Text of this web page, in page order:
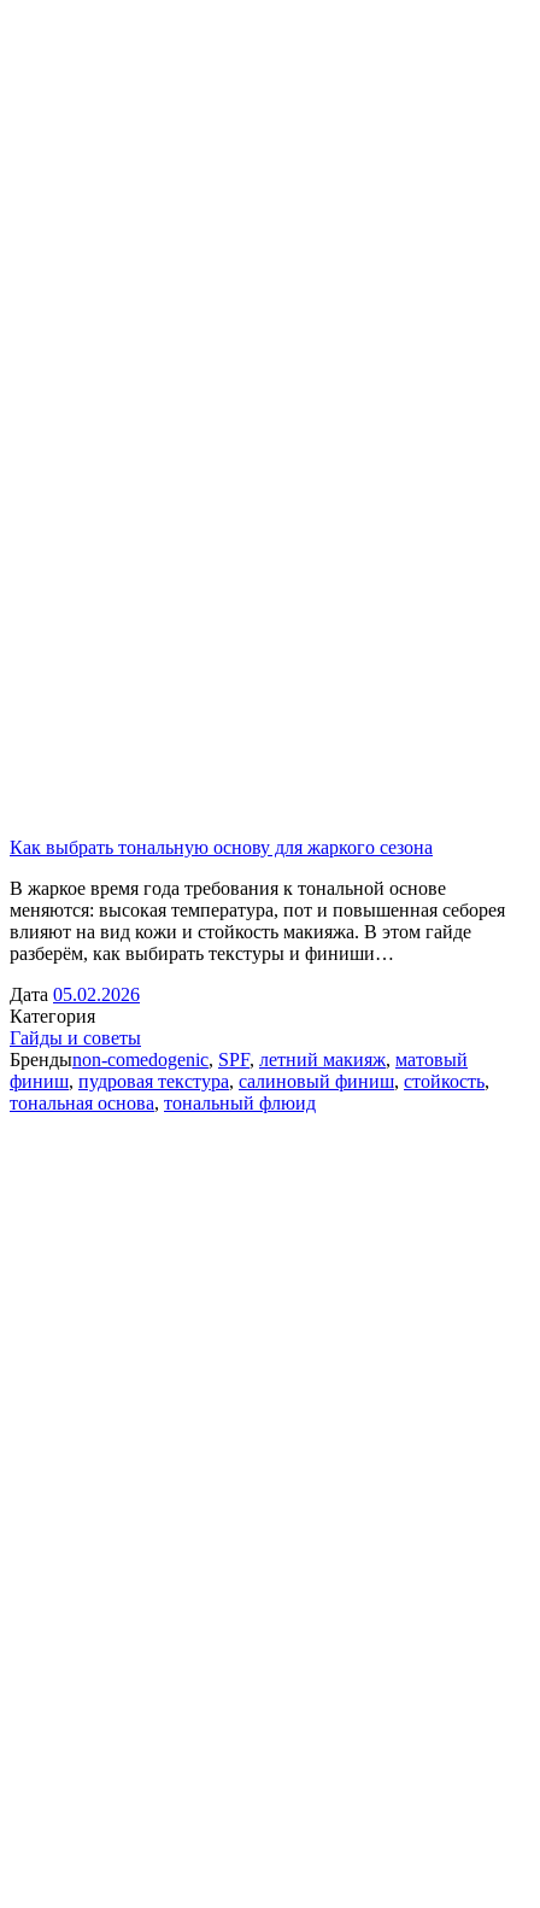
Как выбрать тональную основу для жаркого сезона
В жаркое время года требования к тональной основе
меняются: высокая температура, пот и повышенная себорея
влияют на вид кожи и стойкость макияжа. В этом гайде
разберём, как выбирать текстуры и финиши…
Дата 05.02.2026
Категория
Гайды и советы
Брендыnon-comedogenic, SPF, летний макияж, матовый
финиш, пудровая текстура, салиновый финиш, стойкость,
тональная основа, тональный флюид